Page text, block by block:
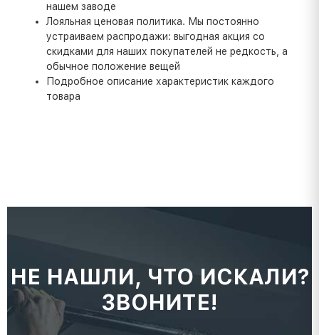
нашем заводе
Лояльная ценовая политика. Мы постоянно
устраиваем распродажи: выгодная акция со
скидками для наших покупателей не редкость, а
обычное положение вещей
Подробное описание характеристик каждого
товара
НЕ НАШЛИ, ЧТО ИСКАЛИ?
ЗВОНИТЕ!